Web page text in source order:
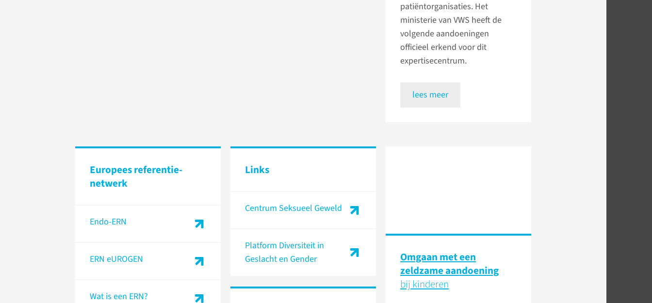
patiëntorganisaties. Het
ministerie van VWS heeft de
volgende aandoeningen
officieel erkend voor dit
expertisecentrum.
lees meer
Europees referentie­
netwerk
Endo-ERN
ERN eUROGEN
Wat is een ERN?
Links
Centrum Seksueel Geweld
Platform Diversiteit in
Geslacht en Gender
Omgaan met een
zeldzame aandoening
bij kinderen